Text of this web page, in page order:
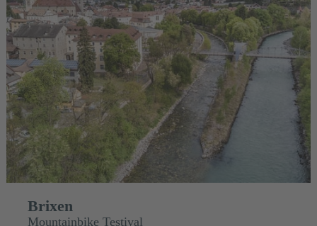
Brixen
Mountainbike Testival